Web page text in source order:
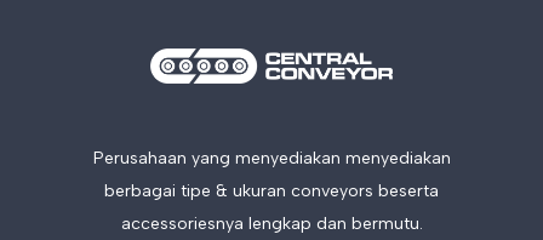
Perusahaan yang menyediakan menyediakan
berbagai tipe & ukuran conveyors beserta
accessoriesnya lengkap dan bermutu.